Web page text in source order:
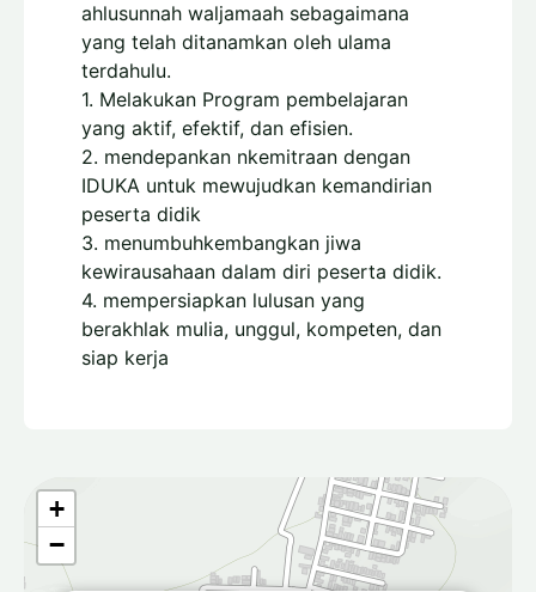
ahlusunnah waljamaah sebagaimana
yang telah ditanamkan oleh ulama
terdahulu.
1. Melakukan Program pembelajaran
yang aktif, efektif, dan efisien.
2. mendepankan nkemitraan dengan
IDUKA untuk mewujudkan kemandirian
peserta didik
3. menumbuhkembangkan jiwa
kewirausahaan dalam diri peserta didik.
4. mempersiapkan lulusan yang
berakhlak mulia, unggul, kompeten, dan
siap kerja
+
−